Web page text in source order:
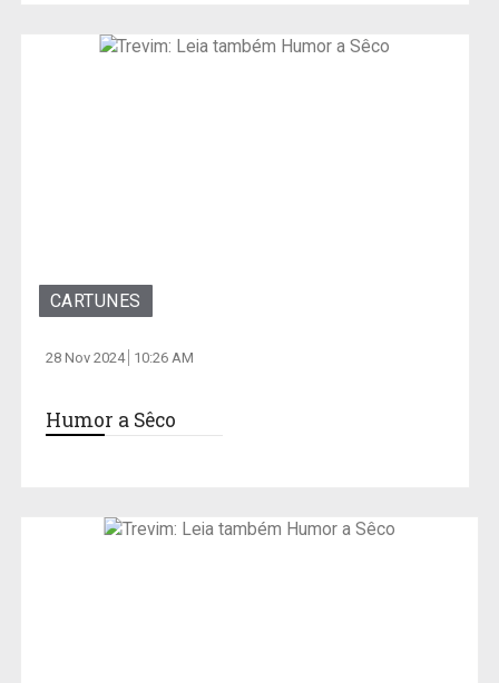
CARTUNES
28 Nov 2024 10:26 AM
Humor a Sêco